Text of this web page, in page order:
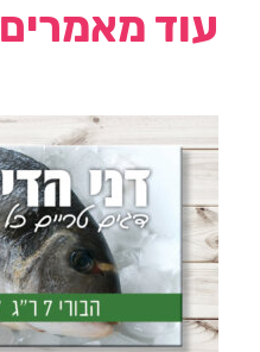
עוד מאמרים